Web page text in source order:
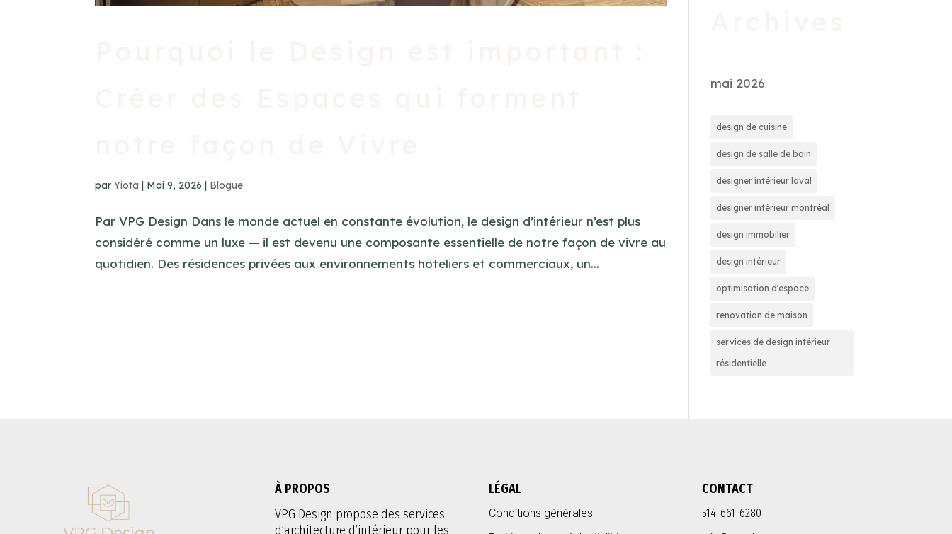
parYiota | Mai 9, 2026 | Blogue
Par VPG Design Dans le monde actuel en constante évolution, le design d’intérieur n’est plus
considéré comme un luxe — il est devenu une composante essentielle de notre façon de vivre au
quotidien. Des résidences privées aux environnements hôteliers et commerciaux, un...
mai 2026
design de cuisine
design de salle de bain
designer intérieur laval
designer intérieur montréal
design immobilier
design intérieur
optimisation d'espace
renovation de maison
services de design intérieur
résidentielle
À PROPOS
VPG Design propose des services
d’architecture d’intérieur pour les
LÉGAL
Conditions générales
CONTACT
514-661-6280